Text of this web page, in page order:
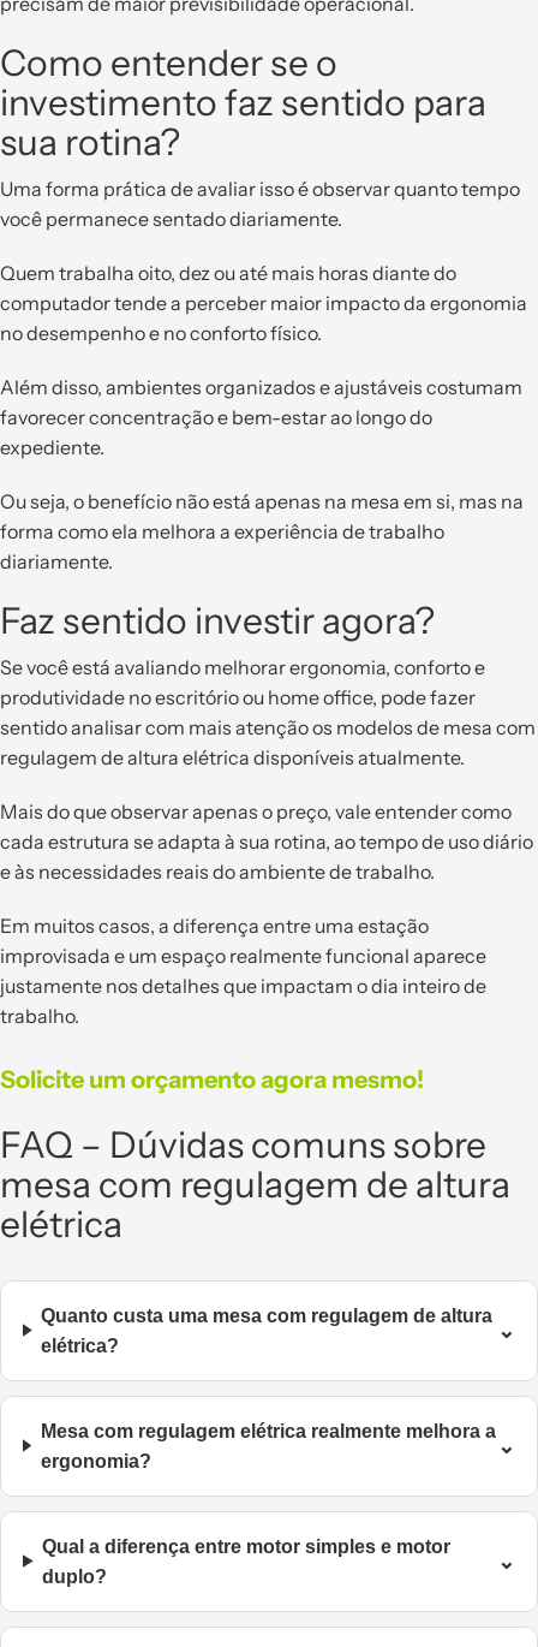
Como entender se o
investimento faz sentido para
sua rotina?
Uma forma prática de avaliar isso é observar quanto tempo
você permanece sentado diariamente.
Quem trabalha oito, dez ou até mais horas diante do
computador tende a perceber maior impacto da ergonomia
no desempenho e no conforto físico.
Além disso, ambientes organizados e ajustáveis costumam
favorecer concentração e bem-estar ao longo do
expediente.
Ou seja, o benefício não está apenas na mesa em si, mas na
forma como ela melhora a experiência de trabalho
diariamente.
Faz sentido investir agora?
Se você está avaliando melhorar ergonomia, conforto e
produtividade no escritório ou home office, pode fazer
sentido analisar com mais atenção os modelos de mesa com
regulagem de altura elétrica disponíveis atualmente.
Mais do que observar apenas o preço, vale entender como
cada estrutura se adapta à sua rotina, ao tempo de uso diário
e às necessidades reais do ambiente de trabalho.
Em muitos casos, a diferença entre uma estação
improvisada e um espaço realmente funcional aparece
justamente nos detalhes que impactam o dia inteiro de
trabalho.
Solicite um orçamento agora mesmo!
FAQ – Dúvidas comuns sobre
mesa com regulagem de altura
elétrica
Quanto custa uma mesa com regulagem de altura
elétrica?
⌄
Mesa com regulagem elétrica realmente melhora a
ergonomia?
⌄
Qual a diferença entre motor simples e motor
duplo?
⌄